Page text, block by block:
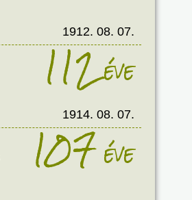
1912. 08. 07.
112éve
1914. 08. 07.
107éve